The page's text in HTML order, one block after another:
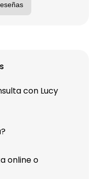
con Lucy
online o